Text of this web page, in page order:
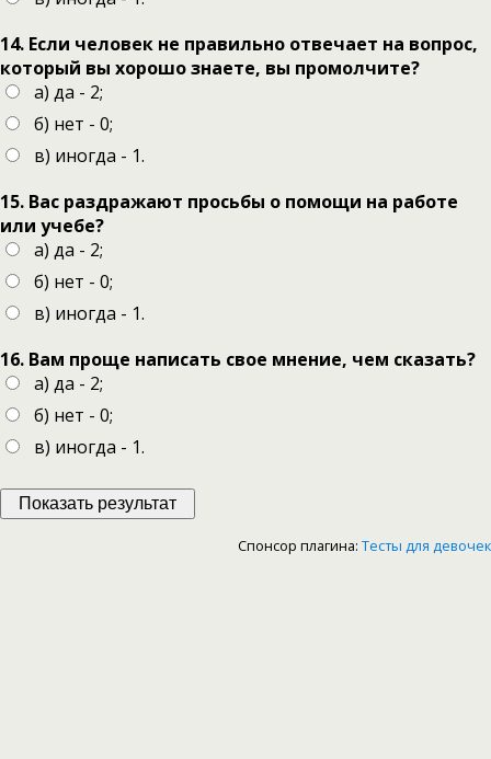
14. Если человек не правильно отвечает на вопрос,
который вы хорошо знаете, вы промолчите?
а) да - 2;
б) нет - 0;
в) иногда - 1.
15. Вас раздражают просьбы о помощи на работе
или учебе?
а) да - 2;
б) нет - 0;
в) иногда - 1.
16. Вам проще написать свое мнение, чем сказать?
а) да - 2;
б) нет - 0;
в) иногда - 1.
Спонсор плагина: Тесты для девочек